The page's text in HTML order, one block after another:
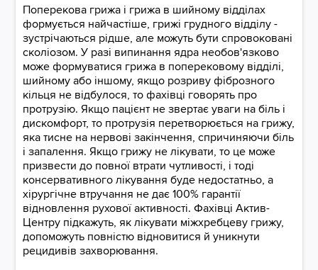
Поперекова грижа і грижа в шийному відділах
формується найчастіше, грижі грудного відділу -
зустрічаються рідше, але можуть бути спровоковані
сколіозом. У разі випинання ядра необов'язково
може формуватися грижа в поперековому відділі,
шийному або іншому, якщо розриву фіброзного
кільця не відбулося, то фахівці говорять про
протрузію. Якщо пацієнт не звертає уваги на біль і
дискомфорт, то протрузія перетворюється на грижу,
яка тисне на нервові закінчення, спричиняючи біль
і запалення. Якщо грижу не лікувати, то це може
призвести до повної втрати чутливості, і тоді
консервативного лікування буде недостатньо, а
хірургічне втручання не дає 100% гарантії
відновлення рухової активності. Фахівці Актив-
Центру підкажуть, як лікувати міжхребцеву грижу,
допоможуть повністю відновитися й уникнути
рецидивів захворювання.